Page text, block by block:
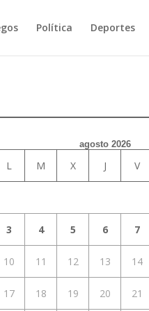
Política Deportes
agosto 2026
L M X J V
3 4 5 6 7
10 11 12 13 14
17 18 19 20 21